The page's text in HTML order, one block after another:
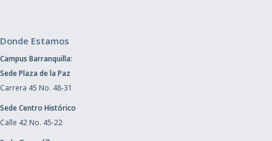
Donde Estamos
Campus Barranquilla:
Sede Plaza de la Paz
Carrera 45 No. 48-31
Sede Centro Histórico
Calle 42 No. 45-22